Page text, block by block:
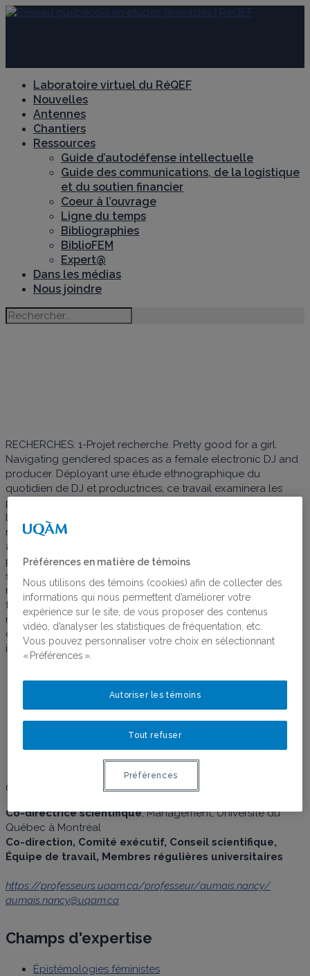
Laboratoire virtuel du RéQEF
Nouvelles
Antennes
Chantiers
Ressources
Guide d’autodéfense intellectuelle
Guide des communications, de la logistique
et du soutien financier
Coeur à l’ouvrage
Ligne du temps
Bibliographies
BiblioFEM
Expert@
Dans les médias
Nous joindre
RECHERCHES: 1-Projet recherche. Pretty good for a girl.
Navigating gendered spaces as a female electronic DJ and
producer. Déployant une étude ethnographique du
quotidien de DJ et productrices, ce travail examinera les
pratiques de genre déployées dans la négociation de
l’espace, de la visibilité, de la crédibilité dans le monde de la
musique électronique. 2-Article. Gaidos, Germain, Aumais.
#Balancetastartup : l’activisme entrepreneurial féministe
pour défaire le mythe de la start-up. 3-Édition d’ouvrage
savant. Aumais, N. et Dorion, L. (dir.) (à paraitre). Féminisme et
management : enjeux et état de l’art des travaux
francophones. Presses universitaires de Laval. 4-Projet de
recherche. Constantinidis, Germain, Aumais. Next-generation
daughters and sons as an opportunity for family business
innovation (financé par le CRSH)
Nancy Aumais
Co-direction
Co-directrice scientifique, Management, Université du
Québec à Montréal
Co-direction, Comité exécutif, Conseil scientifique,
Équipe de travail, Membres régulières universitaires
https://professeurs.uqam.ca/professeur/aumais.nancy/
aumais.nancy@uqam.ca
Champs d'expertise
Épistémologies féministes
Préférences en matière de témoins
Nous utilisons des témoins (cookies) afin de collecter des
informations qui nous permettent d’améliorer votre
expérience sur le site, de vous proposer des contenus
vidéo, d’analyser les statistiques de fréquentation, etc.
Vous pouvez personnaliser votre choix en sélectionnant
« Préférences ».
Tout refuser
Autoriser les témoins
Préférences